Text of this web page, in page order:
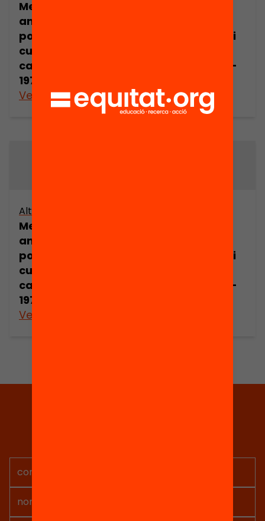
Memòries (50
anys d’acció
política, social i
cultural
catalana, 1920-
1970) (part 9)
Veure’n més
política, social i
catalana, 1920-
Veure’n més
Altres arxius
Memòries (50
anys d’acció
política, social i
cultural
catalana, 1920-
1970) (part 11)
Veure’n més
política, social i
catalana, 1920-